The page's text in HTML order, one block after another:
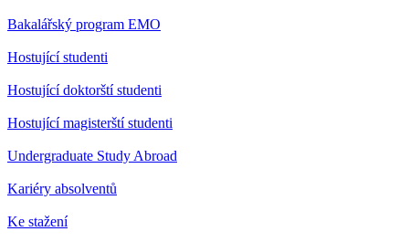
Bakalářský program EMO
Hostující studenti
Hostující doktorští studenti
Hostující magisterští studenti
Undergraduate Study Abroad
Kariéry absolventů
Ke stažení